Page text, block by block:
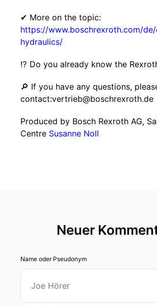
✔ More on the topic:
https://www.boschrexroth.com/
hydraulics/
⁉ Do you already know the
🔎 If you have any questions,
contact:vertrieb@boschrexroth.de
Produced by Bosch Rexroth AG,
Centre Susanne Noll
Neuer
Name oder Pseudonym